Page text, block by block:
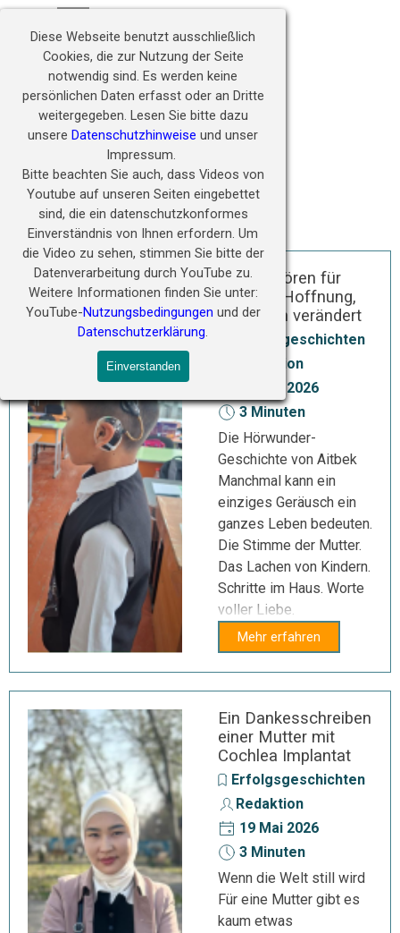
Diese Webseite benutzt ausschließlich
Cookies, die zur Nutzung der Seite
notwendig sind. Es werden keine
persönlichen Daten erfasst oder an Dritte
weitergegeben. Lesen Sie bitte dazu
unsere Datenschutzhinweise und unser
Impressum.
Bitte beachten Sie auch, dass Videos von
Youtube auf unseren Seiten eingebettet
sind, die ein datenschutzkonformes
Einverständnis von Ihnen erfordern. Um
die Video zu sehen, stimmen Sie bitte der
Datenverarbeitung durch YouTube zu.
Weitere Informationen finden Sie unter:
YouTube-Nutzungsbedingungen und der
Datenschutzerklärung.
Einverstanden
Direkt zum Seiteninhalt
Zukunft ermöglichen
Neues Hören für
Aitbek – Hoffnung,
die Leben verändert
Erfolgsgeschichten
Redaktion
22 Mai 2026
3 Minuten
Die Hörwunder-
Geschichte von Aitbek
Manchmal kann ein
einziges Geräusch ein
ganzes Leben bedeuten.
Die Stimme der Mutter.
Das Lachen von Kindern.
Schritte im Haus. Worte
voller Liebe.
Mehr erfahren
Ein Dankesschreiben
einer Mutter mit
Cochlea Implantat
Erfolgsgeschichten
Redaktion
19 Mai 2026
3 Minuten
Wenn die Welt still wird
Für eine Mutter gibt es
kaum etwas